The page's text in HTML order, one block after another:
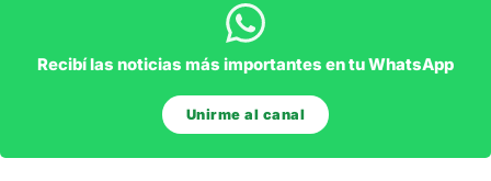
Recibí las noticias más importantes en tu WhatsApp
Unirme al canal